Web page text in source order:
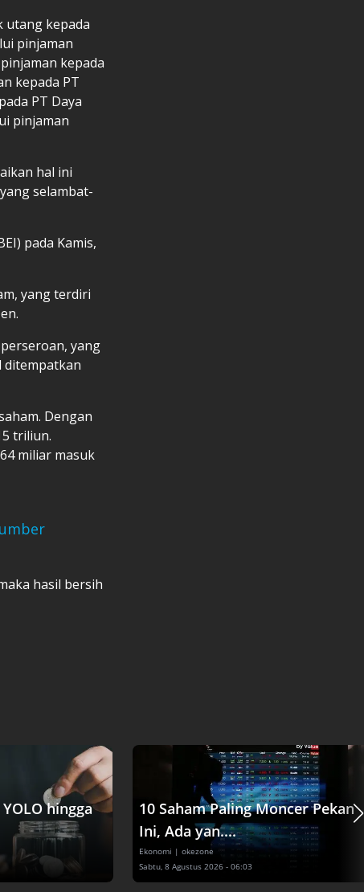
utang kepada
pinjaman
kepada
kepada PT
PT Daya
pinjaman
hal ini
selambat-
pada Kamis,
yang terdiri
yang
ditempatkan
Dengan
triliun.
miliar masuk
hasil bersih
hingga
10 Saham Paling Moncer Pekan
Ini, Ada yan....
Ekonomi | okezone
Sabtu, 8 Agustus 2026 - 06:03